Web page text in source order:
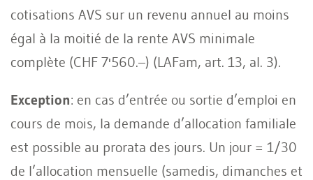
cotisations AVS sur un revenu annuel au moins
égal à la moitié de la rente AVS minimale
complète (CHF 7'560.–) (LAFam, art. 13, al. 3).
Exception: en cas d’entrée ou sortie d’emploi en
cours de mois, la demande d’allocation familiale
est possible au prorata des jours. Un jour = 1/30
de l’allocation mensuelle (samedis, dimanches et